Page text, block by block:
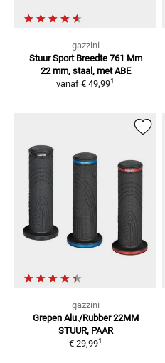
gazzini
Stuur Sport Breedte 761 Mm
22 mm, staal, met ABE
vanaf € 49,991
gazzini
Grepen Alu./Rubber 22MM
STUUR, PAAR
€ 29,991